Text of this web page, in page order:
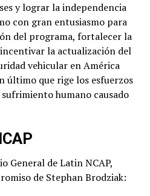
y lograr la independencia
con gran entusiasmo para
del programa, fortalecer la
la actualización del
vehicular en América
último que rige los esfuerzos
humano causado
General de Latin NCAP,
de Stephan Brodziak: